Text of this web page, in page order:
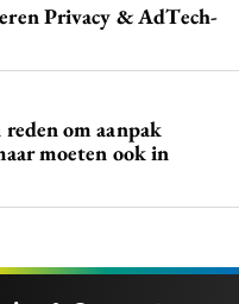
Privacy & AdTech-
om aanpak
moeten ook in